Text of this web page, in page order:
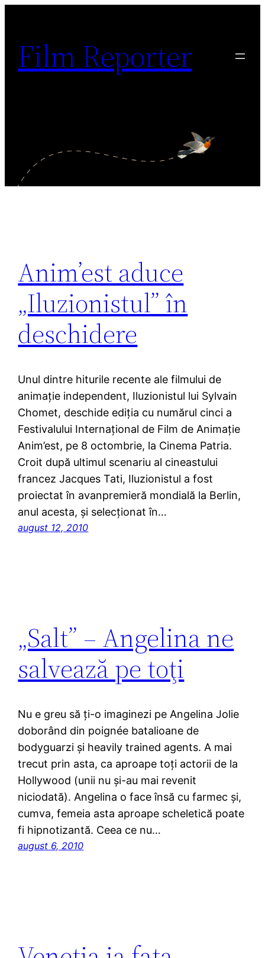
conținut
Film Reporter
Anim’est aduce
„Iluzionistul” în
deschidere
Unul dintre hiturile recente ale filmului de
animaţie independent, Iluzionistul lui Sylvain
Chomet, deschide ediţia cu numărul cinci a
Festivalului Internaţional de Film de Animaţie
Anim’est, pe 8 octombrie, la Cinema Patria.
Croit după ultimul scenariu al cineastului
francez Jacques Tati, Iluzionistul a fost
proiectat în avanpremieră mondială la Berlin,
anul acesta, şi selecţionat în…
august 12, 2010
„Salt” – Angelina ne
salvează pe toţi
Nu e greu să ţi-o imaginezi pe Angelina Jolie
doborând din poignée batalioane de
bodyguarzi şi heavily trained agents. A mai
trecut prin asta, ca aproape toţi actorii de la
Hollywood (unii nu şi-au mai revenit
niciodată). Angelina o face însă cu farmec şi,
cumva, femeia asta aproape scheletică poate
fi hipnotizantă. Ceea ce nu…
august 6, 2010